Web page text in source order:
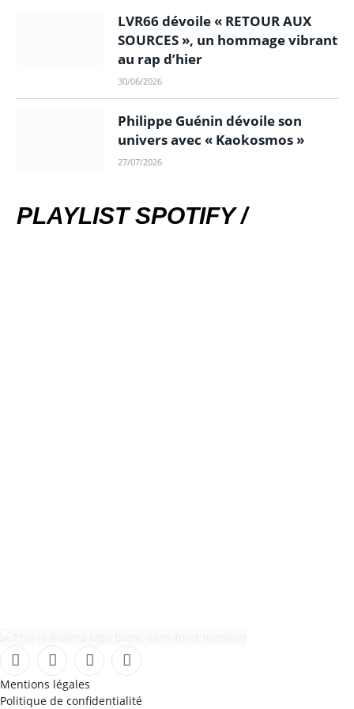
LVR66 dévoile « RETOUR AUX
SOURCES », un hommage vibrant
au rap d’hier
30/06/2026
Philippe Guénin dévoile son
univers avec « Kaokosmos »
27/07/2026
PLAYLIST SPOTIFY /
FacebookInstagramTikTok
YouTube
Mentions légales
Politique de confidentialité